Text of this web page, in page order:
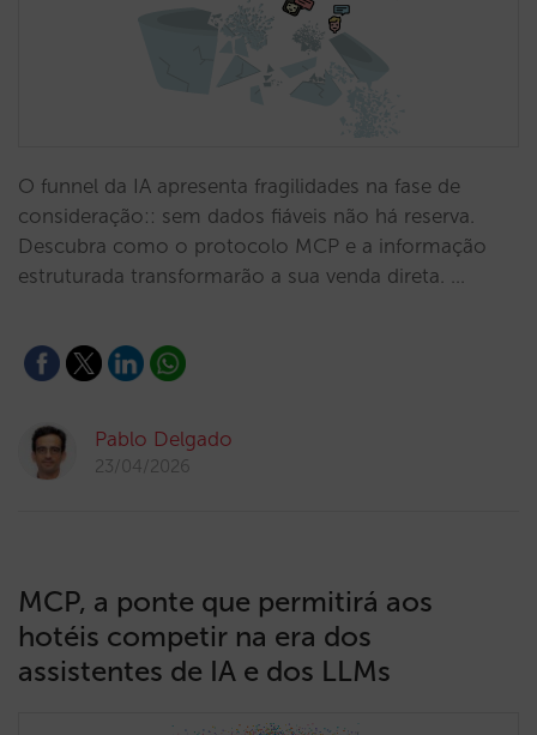
O funnel da IA apresenta fragilidades na fase de
consideração:: sem dados fiáveis não há reserva.
Descubra como o protocolo MCP e a informação
estruturada transformarão a sua venda direta. …
Pablo Delgado
23/04/2026
MCP, a ponte que permitirá aos
hotéis competir na era dos
assistentes de IA e dos LLMs